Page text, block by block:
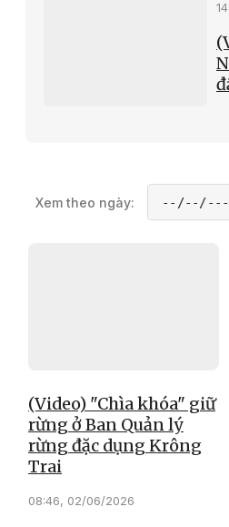
Xem theo ngày:
(Video) "Chìa khóa" giữ
rừng ở Ban Quản lý
rừng đặc dụng Krông
Trai
08:46, 02/06/2026